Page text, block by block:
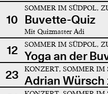
10
SOMMER IM SÜDPOL,
Buvette-Quiz
Mit Quizmaster Adi
12 SOMMER IM SÜDPOL,
Yoga an der
23
KONZERT, SOMMER IM
Adrian Würsch